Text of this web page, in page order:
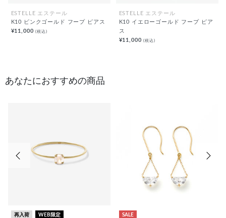
ESTELLE エステール
K10 ピンクゴールド フープ ピアス
¥11,000(税込)
ESTELLE エステール
K10 イエローゴールド フープ ピア
ス
¥11,000(税込)
あなたにおすすめの商品
再入荷 WEB限定 SALE
前の画像